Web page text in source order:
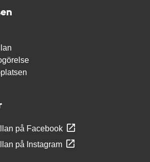
på Facebook
på Instagram